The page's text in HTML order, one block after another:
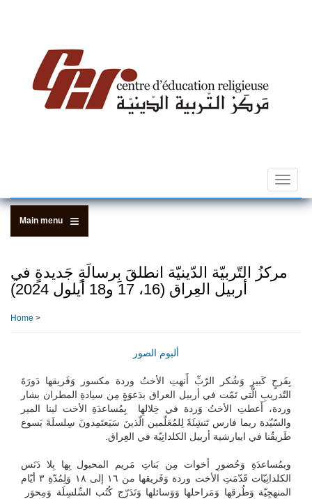
Toggle
Main menu
مركزُ التّربيّة الدّينيّة انطلقَ بِرسالَةٍ جَديدةٍ في
أربيل العِراق (16، 17 و18 أيلول 2024)
Home >
ألبوم الصور
بِفَرحٍ كَبيرٍ وَشُكر الرّبِّ أَنهتِ الأختُ وردة مكسور وَفَريقها دَورَةَ
التّدريبِ الّتي تَمّت في أربيل العراق بدَعوَةٍ مِن سيادةِ المطران بشار
وردة، أَعطتِ الأختُ وَردة في خِلالهِا بِمُساعدَةِ الأخت لينا المير
والسّيّدة ريما فارس تَنشِئَةً لِلمُعَلّمين الّذينَ سَيَعتَمِدونَ سِلسلَةَ يَسوع
طَريقُنا في ايبارشية أربيل الكلدانِيّة في العِراق.
وبمُساعدَةِ وَحُضورِ أخوات مِن بَناتِ مَريم المحبول بِها بِلا دَنَس
الكلدانِيّات قَدّمَتِ الأخت وردة وَفَريقها من ١٦ إلى ١٨ وَلِمُدّةِ ٣ أيّام
المنهجِيّة وَطُرقها وَمَراحلها وَوَسائلها وَتَدَرّج كُتُب السِّلسِلَة وَمِحوَر